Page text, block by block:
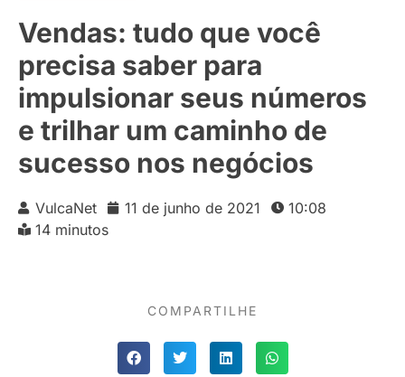
Vendas: tudo que você
precisa saber para
impulsionar seus números
e trilhar um caminho de
sucesso nos negócios
VulcaNet 11 de junho de 2021
10:08
14 minutos
COMPARTILHE